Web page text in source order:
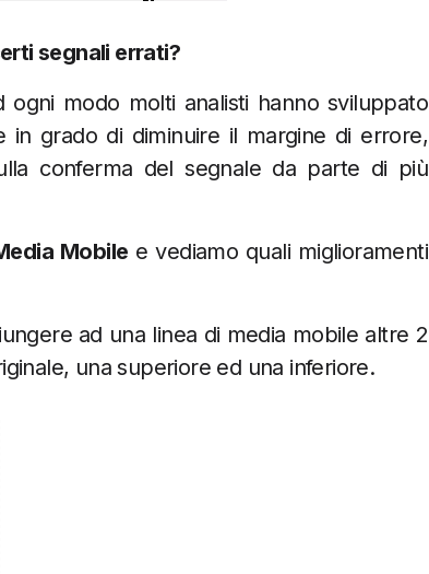
segnali errati?
ogni modo molti analisti hanno sviluppato
in grado di diminuire il margine di errore,
conferma del segnale da parte di più
Mobile e vediamo quali miglioramenti
ad una linea di media mobile altre 2
una superiore ed una inferiore.